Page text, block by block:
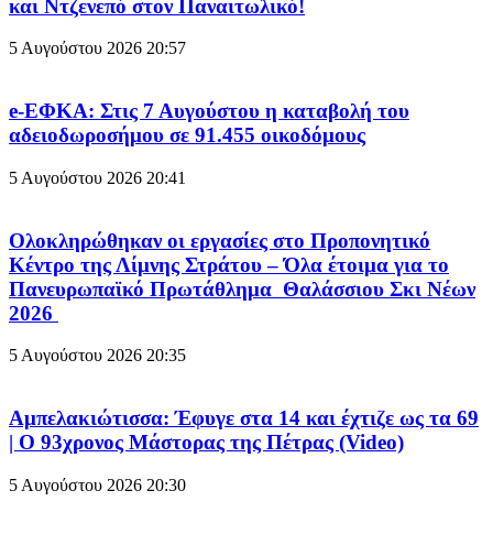
και Ντζενεπό στον Παναιτωλικό!
5 Αυγούστου 2026 20:57
e-ΕΦΚΑ: Στις 7 Αυγούστου η καταβολή του
αδειοδωροσήμου σε 91.455 οικοδόμους
5 Αυγούστου 2026 20:41
Ολοκληρώθηκαν οι εργασίες στο Προπονητικό
Κέντρο της Λίμνης Στράτου – Όλα έτοιμα για το
Πανευρωπαϊκό Πρωτάθλημα Θαλάσσιου Σκι Νέων
2026
5 Αυγούστου 2026 20:35
Αμπελακιώτισσα: Έφυγε στα 14 και έχτιζε ως τα 69
| Ο 93χρονος Μάστορας της Πέτρας (Video)
5 Αυγούστου 2026 20:30